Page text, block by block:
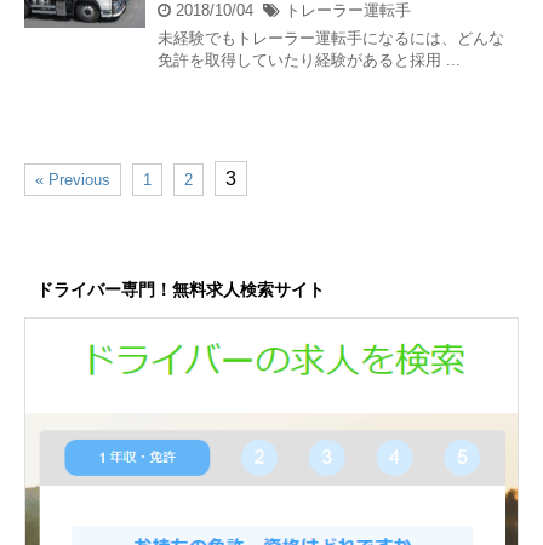
2018/10/04
トレーラー運転手
未経験でもトレーラー運転手になるには、どんな
免許を取得していたり経験があると採用 ...
« Previous 1 2 3
ドライバー専門！無料求人検索サイト